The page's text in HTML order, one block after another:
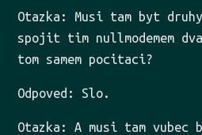
Otazka: Musi tam byt
spojit tim nullmodemem
tom samem pocitaci?
Odpoved: Slo.
Otazka: A musi tam vubec